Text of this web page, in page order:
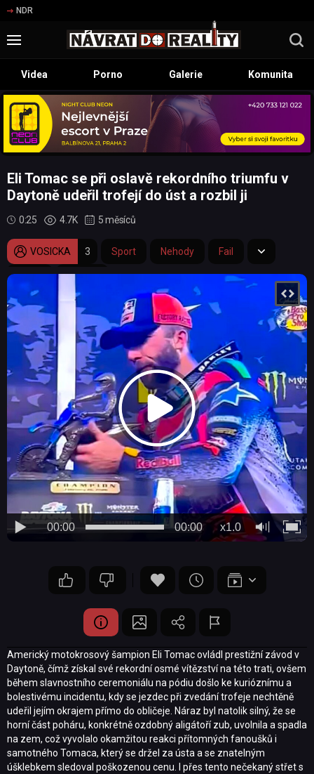
NDR
Videa Porno Galerie Komunita
Eli Tomac se při oslavě rekordního triumfu v
Daytoně udeřil trofejí do úst a rozbil ji
0:25 4.7K 5 měsíců
VOSICKA 3 Sport Nehody Fail
trofej zničení
00:00 x1.0
00:00
Americký motokrosový šampion Eli Tomac ovládl prestižní závod v
Daytoně, čímž získal své rekordní osmé vítězství na této trati, ovšem
během slavnostního ceremoniálu na pódiu došlo ke kurióznímu a
bolestivému incidentu, kdy se jezdec při zvedání trofeje nechtěně
udeřil jejím okrajem přímo do obličeje. Náraz byl natolik silný, že se
horní část poháru, konkrétně ozdobný aligátoří zub, uvolnila a spadla
na zem, což vyvolalo okamžitou reakci přítomných fanoušků i
samotného Tomaca, který se držel za ústa a se znatelným
úšklebkem sledoval poškozenou cenu. I přes tento nečekaný střet s